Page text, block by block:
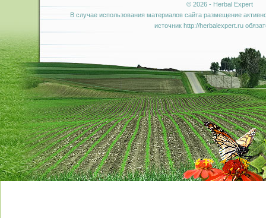
© 2026 - Herbal Expert
В случае использования материалов сайта размещение
источник http://herbalexpert.ru